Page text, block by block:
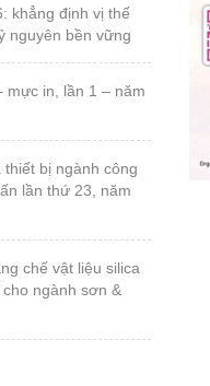
nguyên bền vững
lần thứ 23, năm
ngành sơn &